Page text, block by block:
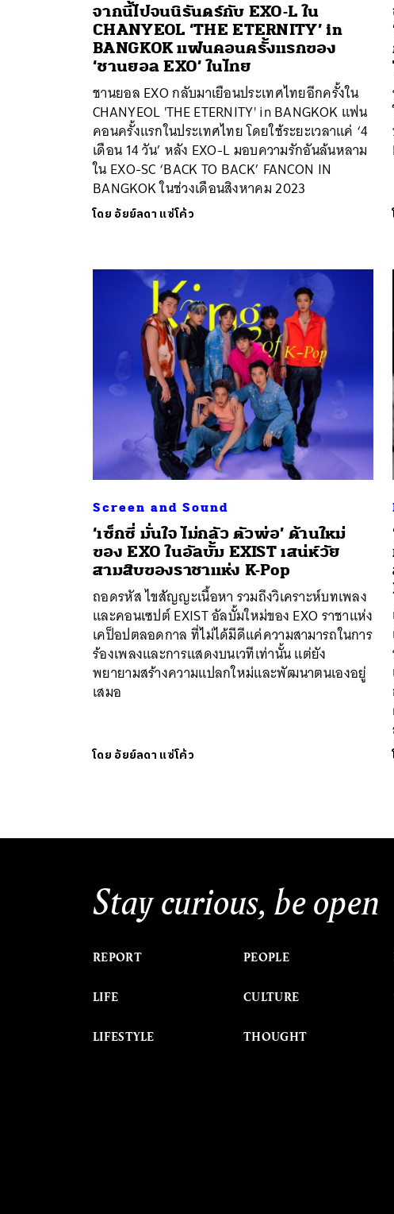
จากนี้ไปจนนิรันดร์กับ EXO-L ใน
CHANYEOL ‘THE ETERNITY’ in
BANGKOK แฟนคอนครั้งแรกของ
‘ชานยอล EXO’ ในไทย
ชานยอล EXO กลับมาเยือนประเทศไทยอีกครั้งใน
CHANYEOL 'THE ETERNITY' in BANGKOK แฟน
คอนครั้งแรกในประเทศไทย โดยใช้ระยะเวลาแค่ ‘4
เดือน 14 วัน’ หลัง EXO-L มอบความรักอันล้นหลาม
ใน EXO-SC ‘BACK TO BACK’ FANCON IN
BANGKOK ในช่วงเดือนสิงหาคม 2023
โดย อัยย์ลดา แซ่โค้ว
Screen and Sound
‘เซ็กซี่ มั่นใจ ไม่กลัว ตัวพ่อ’ ด้านใหม่
ของ EXO ในอัลบั้ม EXIST เสน่ห์วัย
สามสิบของราชาแห่ง K-Pop
ถอดรหัส ไขสัญญะเนื้อหา รวมถึงวิเคราะห์บทเพลง
และคอนเซปต์ EXIST อัลบั้มใหม่ของ EXO ราชาแห่ง
เคป็อปตลอดกาล ที่ไม่ได้มีดีแค่ความสามารถในการ
ร้องเพลงและการแสดงบนเวทีเท่านั้น แต่ยัง
พยายามสร้างความแปลกใหม่และพัฒนาตนเองอยู่
เสมอ
โดย อัยย์ลดา แซ่โค้ว
Stay curious, be open
REPORT
LIFE
LIFESTYLE
PEOPLE
CULTURE
THOUGHT